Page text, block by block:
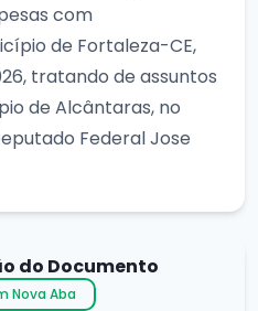
com
de Fortaleza-CE,
tratando de assuntos
de Alcântaras, no
Federal Jose
do Documento
Nova Aba